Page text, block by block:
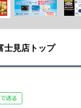
見店トップ